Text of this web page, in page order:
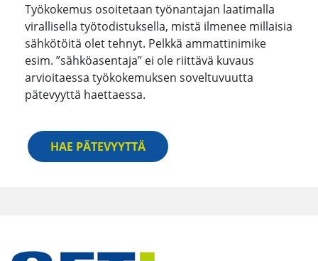
Työkokemus osoitetaan työnantajan laatimalla
virallisella työtodistuksella, mistä ilmenee millaisia
sähkötöitä olet tehnyt. Pelkkä ammattinimike
esim. ”sähköasentaja” ei ole riittävä kuvaus
arvioitaessa työkokemuksen soveltuvuutta
pätevyyttä haettaessa.
HAE PÄTEVYYTTÄ